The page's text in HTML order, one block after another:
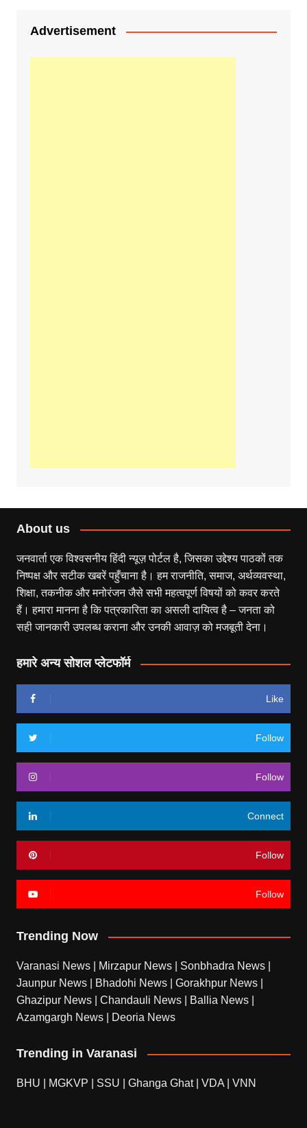
Advertisement
About us
जनवार्ता एक विश्वसनीय हिंदी न्यूज़ पोर्टल है, जिसका उद्देश्य पाठकों तक
निष्पक्ष और सटीक खबरें पहुँचाना है। हम राजनीति, समाज, अर्थव्यवस्था,
शिक्षा, तकनीक और मनोरंजन जैसे सभी महत्वपूर्ण विषयों को कवर करते
हैं। हमारा मानना है कि पत्रकारिता का असली दायित्व है – जनता को
सही जानकारी उपलब्ध कराना और उनकी आवाज़ को मजबूती देना।
हमारे अन्य सोशल प्लेटफॉर्म
Like
Follow
Follow
Connect
Follow
Follow
Trending Now
Varanasi News Mirzapur News Sonbhadra News
Jaunpur News
Bhadohi News Gorakhpur News
Ghazipur News
Chandauli News Ballia News
Azamgargh News
Deoria News
Trending in Varanasi
BHU MGKVP SSU Ghanga Ghat| VDA VNN